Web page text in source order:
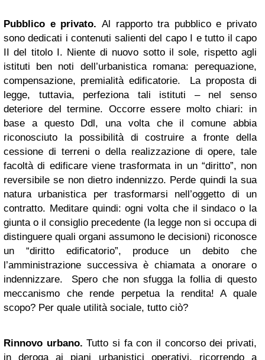
Pubblico e privato. Al rapporto tra pubblico e privato
sono dedicati i contenuti salienti del capo I e tutto il capo
II del titolo I. Niente di nuovo sotto il sole, rispetto agli
istituti ben noti dell’urbanistica romana: perequazione,
compensazione, premialità edificatorie. La proposta di
legge, tuttavia, perfeziona tali istituti – nel senso
deteriore del termine. Occorre essere molto chiari: in
base a questo Ddl, una volta che il comune abbia
riconosciuto la possibilità di costruire a fronte della
cessione di terreni o della realizzazione di opere, tale
facoltà di edificare viene trasformata in un “diritto”, non
reversibile se non dietro indennizzo. Perde quindi la sua
natura urbanistica per trasformarsi nell’oggetto di un
contratto. Meditare quindi: ogni volta che il sindaco o la
giunta o il consiglio precedente (la legge non si occupa di
distinguere quali organi assumono le decisioni) riconosce
un “diritto edificatorio”, produce un debito che
l’amministrazione successiva è chiamata a onorare o
indennizzare. Spero che non sfugga la follia di questo
meccanismo che rende perpetua la rendita! A quale
scopo? Per quale utilità sociale, tutto ciò?
Rinnovo urbano. Tutto si fa con il concorso dei privati,
in deroga ai piani urbanistici operativi, ricorrendo a